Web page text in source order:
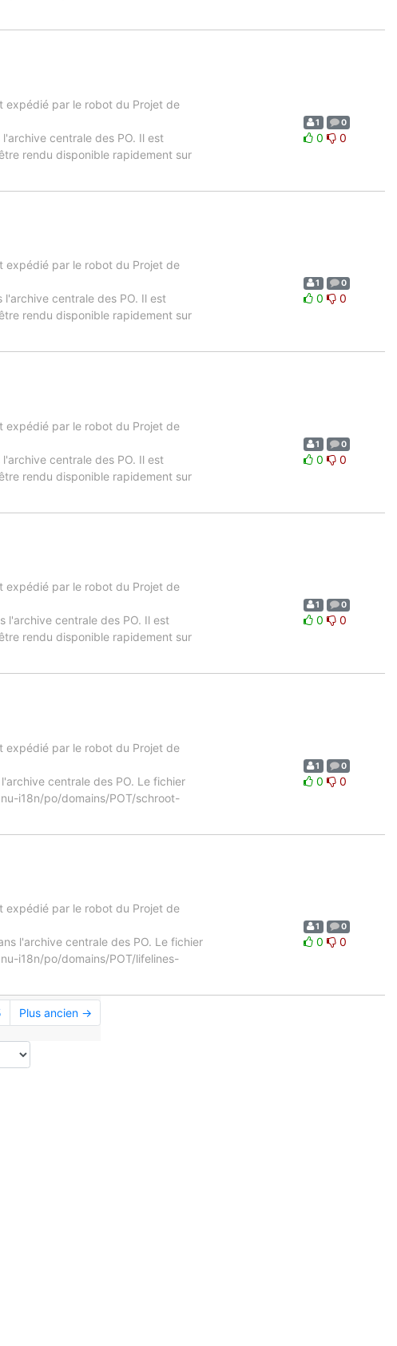
expédié par le robot du Projet de
centrale des PO. Il est
rendu disponible rapidement sur
1 0
0 0
expédié par le robot du Projet de
centrale des PO. Il est
rendu disponible rapidement sur
1 0
0 0
expédié par le robot du Projet de
centrale des PO. Il est
rendu disponible rapidement sur
1 0
0 0
expédié par le robot du Projet de
l'archive centrale des PO. Il est
rendu disponible rapidement sur
1 0
0 0
expédié par le robot du Projet de
centrale des PO. Le fichier
i18n/po/domains/POT/schroot-
1 0
0 0
expédié par le robot du Projet de
l'archive centrale des PO. Le fichier
i18n/po/domains/POT/lifelines-
1 0
0 0
Plus ancien →